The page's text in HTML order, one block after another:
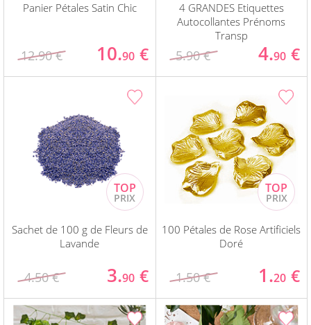
Panier Pétales Satin Chic
12.90 € 10.90 €
4 GRANDES Etiquettes
Autocollantes Prénoms
Transp
5.90 € 4.90 €
Sachet de 100 g de Fleurs de
Lavande
4.50 € 3.90 €
100 Pétales de Rose Artificiels
Doré
1.50 € 1.20 €